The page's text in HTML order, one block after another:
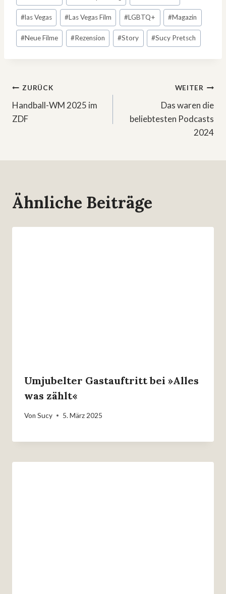
#las Vegas #Las Vegas Film #LGBTQ+ #Magazin
#Neue Filme #Rezension #Story #Sucy Pretsch
Beitragsnavigation
ZURÜCK
Handball-WM 2025 im
ZDF
WEITER
Das waren die
beliebtesten Podcasts
2024
Ähnliche Beiträge
Umjubelter Gastauftritt bei »Alles
was zählt«
Von Sucy 5. März 2025